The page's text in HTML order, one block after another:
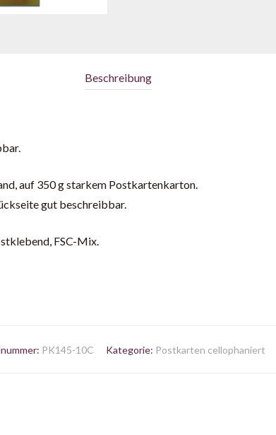
Beschreibung
auf 350 g starkem Postkartenkarton.
gut beschreibbar.
FSC-Mix.
PK145-10C Kategorie: Postkarten cellophaniert